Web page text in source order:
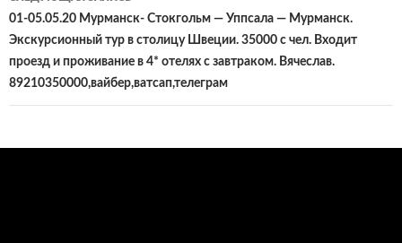
01-05.05.20 Мурманск- Стокгольм — Уппсала — Мурманск.
Экскурсионный тур в столицу Швеции. 35000 с чел. Входит
проезд и проживание в 4* отелях с завтраком. Вячеслав.
89210350000,вайбер,ватсап,телеграм